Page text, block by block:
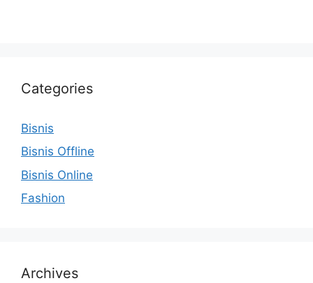
Categories
Bisnis
Bisnis Offline
Bisnis Online
Fashion
Archives